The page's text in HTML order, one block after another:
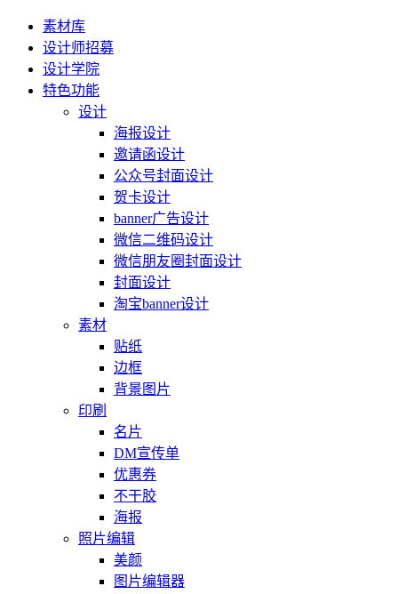
素材库
设计师招募
设计学院
特色功能
设计
海报设计
邀请函设计
公众号封面设计
贺卡设计
banner广告设计
微信二维码设计
微信朋友圈封面设计
封面设计
淘宝banner设计
素材
贴纸
边框
背景图片
印刷
名片
DM宣传单
优惠券
不干胶
海报
照片编辑
美颜
图片编辑器